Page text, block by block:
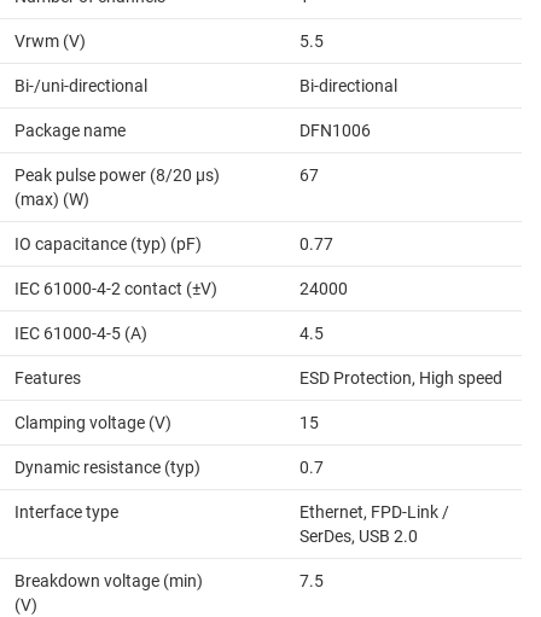
Vrwm (V) 5.5
Bi-/uni-directional Bi-directional
Package name DFN1006
Peak pulse power (8/20 μs)
(max) (W)
67
IO capacitance (typ) (pF) 0.77
IEC 61000-4-2 contact (±V) 24000
IEC 61000-4-5 (A) 4.5
Features ESD Protection, High speed
Clamping voltage (V) 15
Dynamic resistance (typ) 0.7
Interface type
Ethernet, FPD-Link /
SerDes, USB 2.0
Breakdown voltage (min)
(V)
7.5